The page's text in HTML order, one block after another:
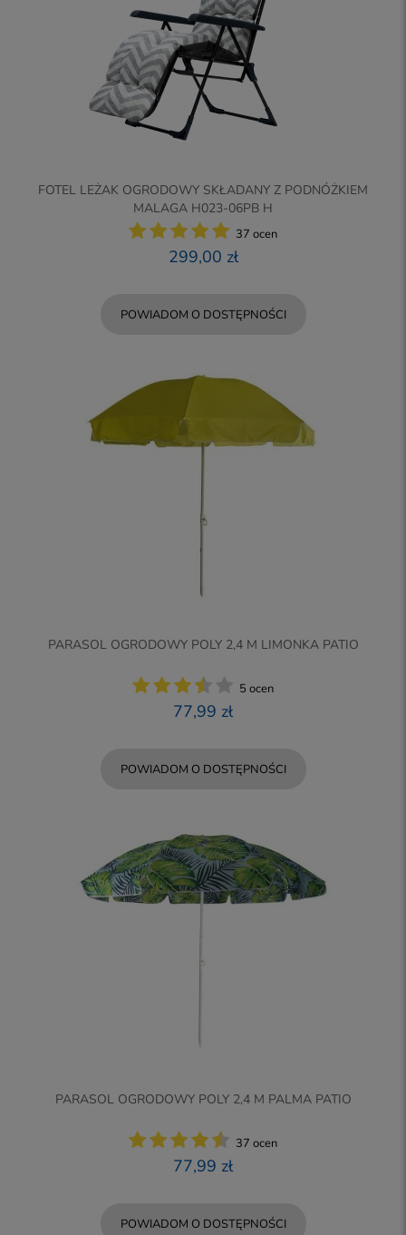
FOTEL LEŻAK OGRODOWY SKŁADANY Z PODNÓŻKIEM
MALAGA H023-06PB H
37 ocen
299,00 zł
POWIADOM O DOSTĘPNOŚCI
PARASOL OGRODOWY POLY 2,4 M LIMONKA PATIO
5 ocen
77,99 zł
POWIADOM O DOSTĘPNOŚCI
PARASOL OGRODOWY POLY 2,4 M PALMA PATIO
37 ocen
77,99 zł
POWIADOM O DOSTĘPNOŚCI